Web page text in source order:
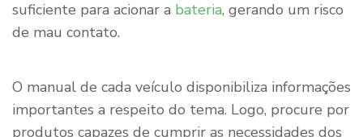
suficiente para acionar a bateria, gerando um risco
de mau contato.
O manual de cada veículo disponibiliza informações
importantes a respeito do tema. Logo, procure por
produtos capazes de cumprir as necessidades dos